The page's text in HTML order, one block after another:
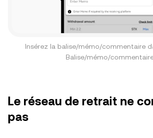
Insérez la balise/mémo/commentaire
Balise/mémo/
Le réseau de retrait ne
pas